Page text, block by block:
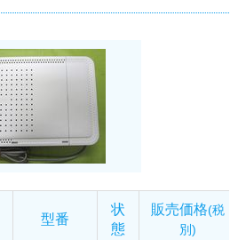
型番
状
態
販売価格(税
別)